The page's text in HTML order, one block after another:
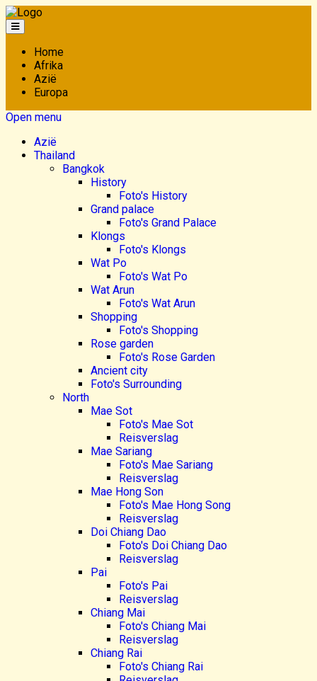
Home
Afrika
Azië
Europa
Open menu
Azië
Thailand
Bangkok
History
Foto's History
Grand palace
Foto's Grand Palace
Klongs
Foto's Klongs
Wat Po
Foto's Wat Po
Wat Arun
Foto's Wat Arun
Shopping
Foto's Shopping
Rose garden
Foto's Rose Garden
Ancient city
Foto's Surrounding
North
Mae Sot
Foto's Mae Sot
Reisverslag
Mae Sariang
Foto's Mae Sariang
Reisverslag
Mae Hong Son
Foto's Mae Hong Song
Reisverslag
Doi Chiang Dao
Foto's Doi Chiang Dao
Reisverslag
Pai
Foto's Pai
Reisverslag
Chiang Mai
Foto's Chiang Mai
Reisverslag
Chiang Rai
Foto's Chiang Rai